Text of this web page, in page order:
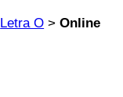
Letra O >Online